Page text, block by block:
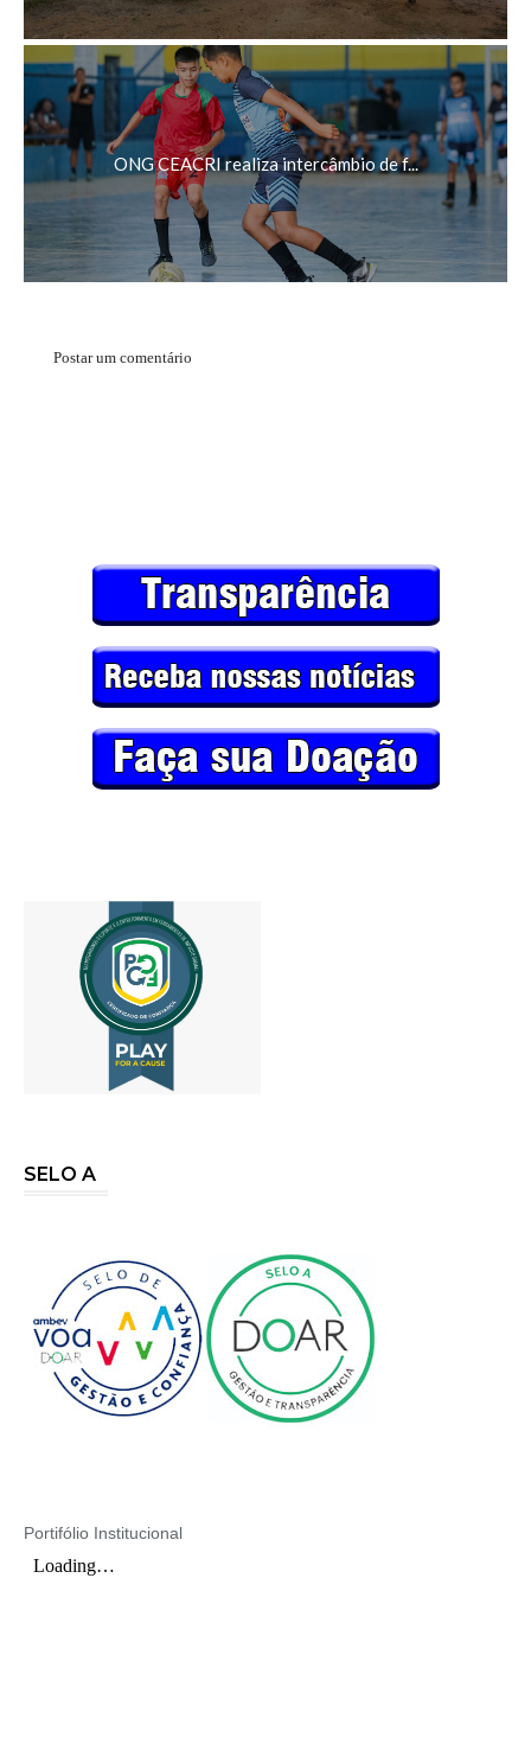
ONG CEACRI realiza intercâmbio de f...
Postar um comentário
SELO A
Portifólio Institucional